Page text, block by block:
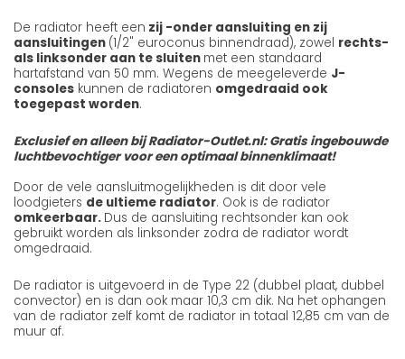
De radiator heeft een zij -onder aansluiting en zij
aansluitingen (1/2" euroconus binnendraad), zowel rechts-
als linksonder aan te sluiten met een standaard
hartafstand van 50 mm. Wegens de meegeleverde J-
consoles kunnen de radiatoren omgedraaid ook
toegepast worden.
Exclusief en alleen bij Radiator-Outlet.nl: Gratis ingebouwde
luchtbevochtiger voor een optimaal binnenklimaat!
Door de vele aansluitmogelijkheden is dit door vele
loodgieters de ultieme radiator. Ook is de radiator
omkeerbaar. Dus de aansluiting rechtsonder kan ook
gebruikt worden als linksonder zodra de radiator wordt
omgedraaid.
De radiator is uitgevoerd in de Type 22 (dubbel plaat, dubbel
convector) en is dan ook maar 10,3 cm dik. Na het ophangen
van de radiator zelf komt de radiator in totaal 12,85 cm van de
muur af.